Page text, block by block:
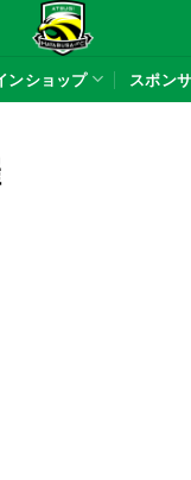
ンショップ スポン